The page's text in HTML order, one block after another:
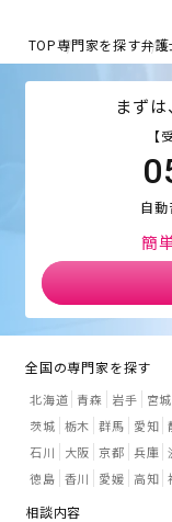
TOP専門家を探す弁
まず
自
簡
全国の専門家を探す
北海道 青森 岩手 宮城
茨城 栃木 群馬 愛知
石川
大阪 京都 兵庫
徳島 香川 愛媛 高知
相談内容